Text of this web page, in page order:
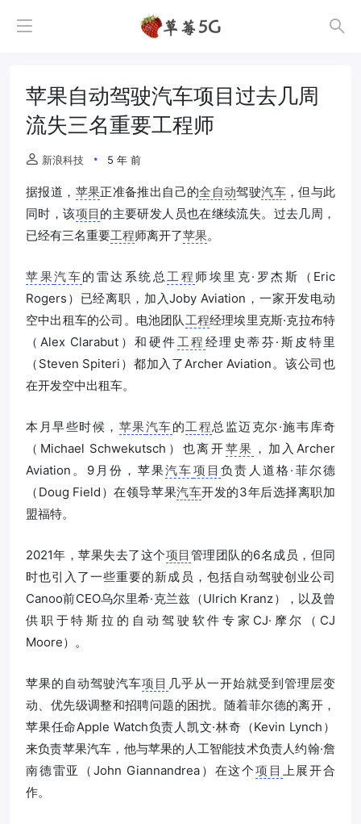
苹果自动驾驶汽车项目过去几周
流失三名重要工程师
新浪科技 5 年 前
据报道， 苹果正准备推出自己的全自动驾驶汽车，但与此
同时，该项目 的主要研发人员也在继续流失。过去几周，
已经有三名重要工程师离开了苹果。
苹果汽车的雷达系统总 工程 师埃里克·罗杰斯（Eric
Rogers）已经离职，加入Joby Aviation，一家开发电动
空中出租车的公司。电池团队 工程经理埃里克斯·克拉布特
（Alex Clarabut）和硬件 工程 经理史蒂芬·斯皮特里
（Steven Spiteri）都加入了Archer Aviation。该公司也
在开发空中出租车。
本月早些时候， 苹果汽车的工程总监迈克尔·施韦库奇
（Michael Schwekutsch）也离开苹果 ，加入Archer
Aviation。9月份，苹果汽车项目 负责人道格·菲尔德
（Doug Field）在领导苹果汽车开发的3年后选择离职加
盟福特。
2021年，苹果失去了这个项目 管理团队的6名成员，但同
时也引入了一些重要的新成员，包括自动驾驶创业公司
Canoo前CEO乌尔里希·克兰兹（Ulrich Kranz），以及曾
供职于特斯拉的自动驾驶软件专家CJ·摩尔（CJ
Moore）。
苹果的自动驾驶汽车项目 几乎从一开始就受到管理层变
动、优先级调整和招聘问题的困扰。随着菲尔德的离开，
苹果任命Apple Watch负责人凯文·林奇（Kevin Lynch）
来负责苹果汽车，他与苹果的人工智能技术负责人约翰·詹
南德雷亚（John Giannandrea）在这个项目 上展开合
作。